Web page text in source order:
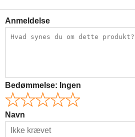
Anmeldelse
Bedømmelse: Ingen
Navn